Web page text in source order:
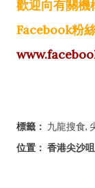
歡迎向有關機
Facebook粉
標籤： 九龍搜食
位置： 香港尖沙